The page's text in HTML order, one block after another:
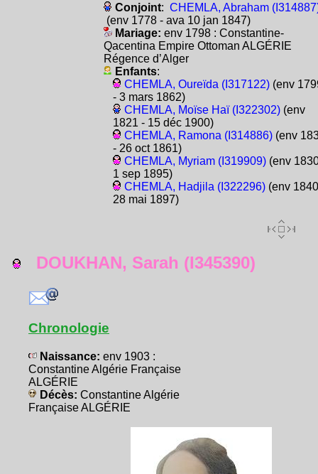
Conjoint: CHEMLA, Abraham
(env 1778 - ava 10 jan 1847)
Mariage: env 1798 : Constantine-
Qacentina Empire Ottoman ALGÉRIE
Régence d’Alger
Enfants:
CHEMLA, Oureïda (I317122)(env
- 3 mars 1862)
CHEMLA, Moïse Haï (I322302)(env
1821 - 15 déc 1900)
CHEMLA, Ramona (I314886)(env
- 26 oct 1861)
CHEMLA, Myriam (I319909)(env
1 sep 1895)
CHEMLA, Hadjila (I322296)(env
28 mai 1897)
DOUKHAN, Sarah (I345390)
Chronologie
Naissance: env 1903 :
Constantine Algérie Française
ALGÉRIE
Décès: Constantine Algérie
Française ALGÉRIE